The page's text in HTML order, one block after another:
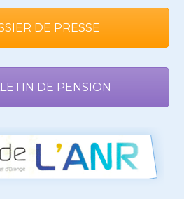
DE PRESSE
DE PENSION